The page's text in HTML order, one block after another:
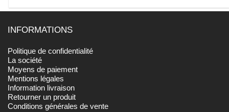
INFORMATIONS
Politique de confidentialité
La société
Moyens de paiement
Mentions légales
Information livraison
Retourner un produit
Conditions générales de vente